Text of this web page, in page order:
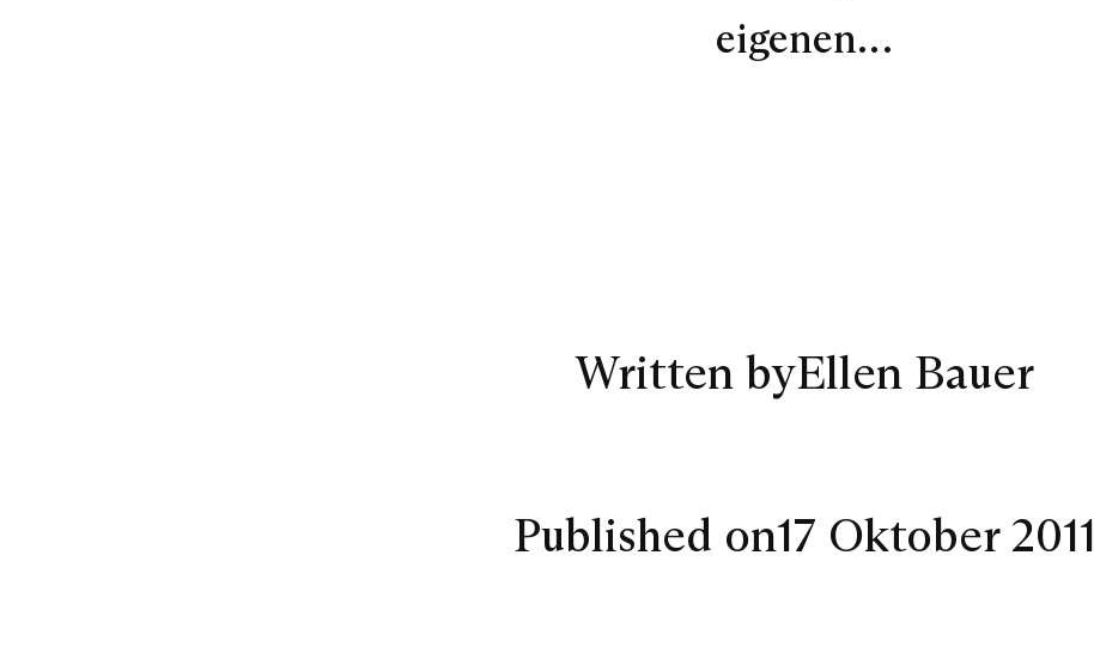
eigenen…
Written byEllen Bauer
Published on17 Oktober 2011